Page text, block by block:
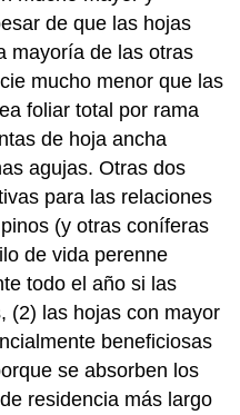
de que las hojas
mayoría de las otras
mucho menor que las
foliar total por rama
de hoja ancha
agujas. Otras dos
para las relaciones
(y otras coníferas
de vida perenne
todo el año si las
(2) las hojas con mayor
beneficiosas
se absorben los
residencia más largo